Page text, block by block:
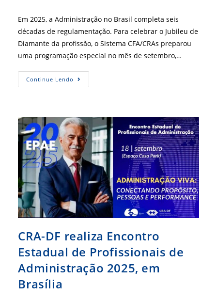
Em 2025, a Administração no Brasil completa seis
décadas de regulamentação. Para celebrar o Jubileu de
Diamante da profissão, o Sistema CFA/CRAs preparou
uma programação especial no mês de setembro,…
Continue Lendo Administração
Celebra
Especial
Em
Setembro
CRA-DF realiza Encontro
Estadual de Profissionais de
Administração 2025, em
Brasília